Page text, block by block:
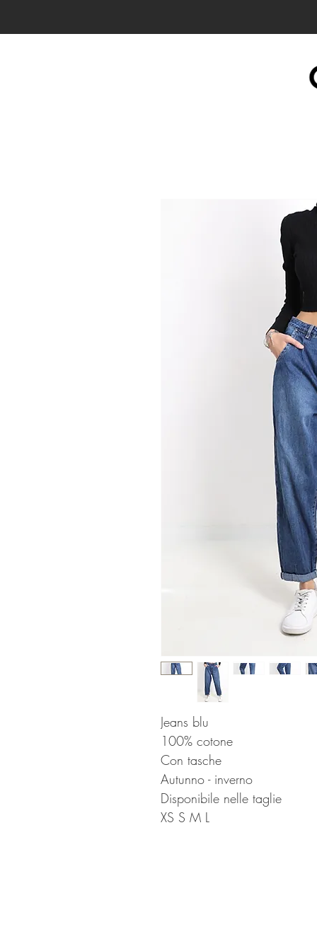
Jeans blu
100% cotone
Con tasche
Autunno - inverno
Disponibile nelle taglie
XS S M L